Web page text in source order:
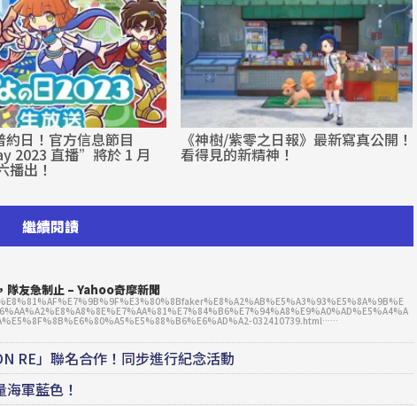
約日！官方信息節目
2023 直播”將於 1 月
播出！
《神樹/紫零之日報》最新寫真公開！
看得見的新精神！
繼續閱讀
隊友急制止 – Yahoo奇摩新聞
032410739.html……
RE」聯名合作！同步進行紀念活動
軍藍色！